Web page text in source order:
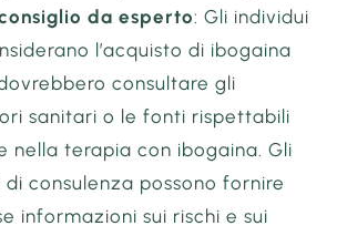
da esperto: Gli individui
l’acquisto di ibogaina
consultare gli
sanitari o le fonti rispettabili
nella terapia con ibogaina. Gli
consulenza possono fornire
informazioni sui rischi e sui